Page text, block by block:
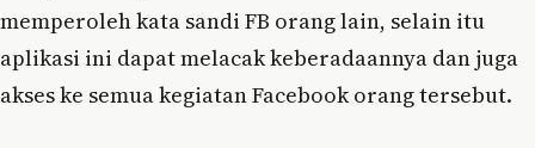
memperoleh kata sandi FB orang lain, selain itu
aplikasi ini dapat melacak keberadaannya dan juga
akses ke semua kegiatan Facebook orang tersebut.